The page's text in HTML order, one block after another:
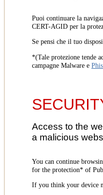
Puoi continuare la
CERT-AGID per la
Se pensi che il tuo
*(Tale protezione tende
campagne Malware e
Access to the
a malicious
You can continue
for the protection* of
If you think your device